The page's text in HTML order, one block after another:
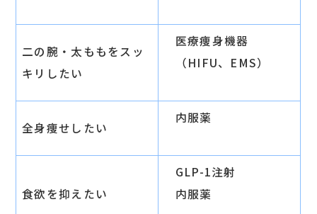
二の腕・太ももをスッ
キリしたい
医療痩身機器
（HIFU、EMS）
全身痩せしたい
内服薬
食欲を抑えたい
GLP-1注射
内服薬